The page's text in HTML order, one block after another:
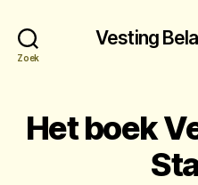
Zoek
Vesting
Het boek